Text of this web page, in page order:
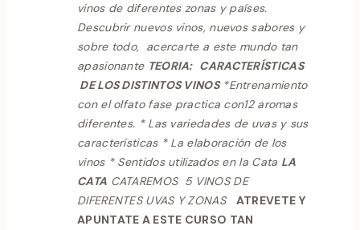
vinos de diferentes zonas y países.
Descubrir nuevos vinos, nuevos sabores y
sobre todo, acercarte a este mundo tan
apasionante TEORIA: CARACTERÍSTICAS
DE LOS DISTINTOS VINOS *Entrenamiento
con el olfato fase practica con12 aromas
diferentes. * Las variedades de uvas y sus
características * La elaboración de los
vinos * Sentidos utilizados en la Cata LA
CATA CATAREMOS 5 VINOS DE
DIFERENTES UVAS Y ZONAS
ATREVETE Y
APUNTATE A ESTE CURSO TAN